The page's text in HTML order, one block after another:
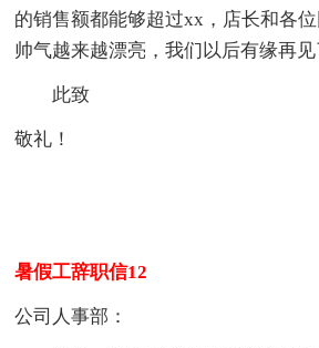
的销售额都能够超过xx，店长和各
帅气越来越漂亮，我们以后有缘再见
此致
敬礼！
暑假工辞职信12
公司人事部：